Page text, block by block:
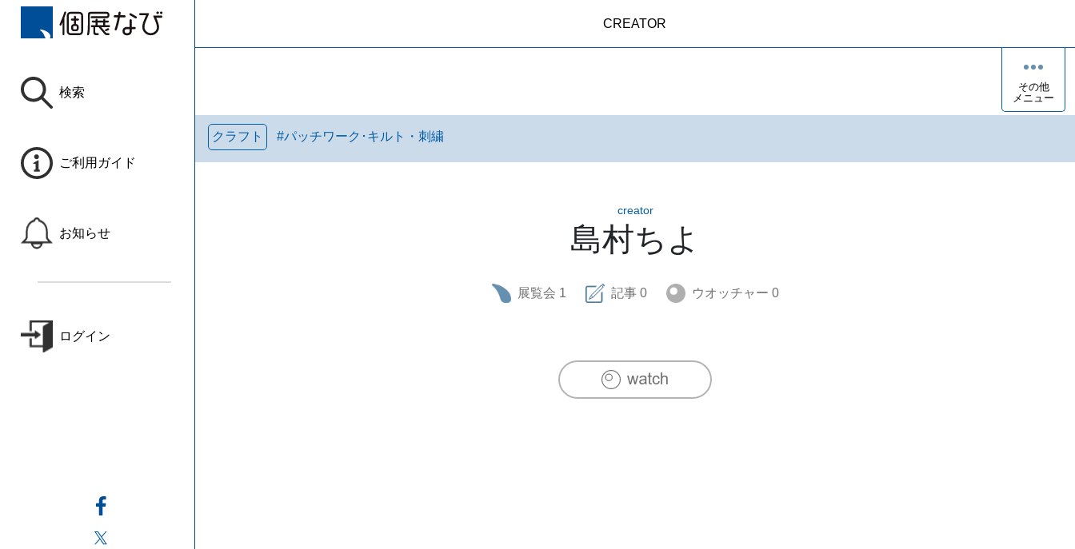
検索
ご利用ガイド
お知らせ
ログイン
CREATOR
その他
メニュー
クラフト #パッチワーク･キルト・刺繍
creator
島村ちよ
展覧会 1 記事 0 ウオッチャー 0